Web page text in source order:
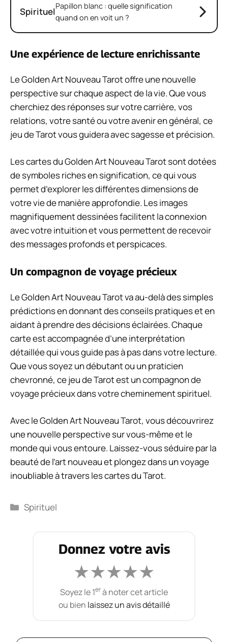
SpirituelPapillon blanc : quelle signification
quand on en voit un ?
Une expérience de lecture enrichissante
Le Golden Art Nouveau Tarot offre une nouvelle
perspective sur chaque aspect de la vie. Que vous
cherchiez des réponses sur votre carrière, vos
relations, votre santé ou votre avenir en général, ce
jeu de Tarot vous guidera avec sagesse et précision.
Les cartes du Golden Art Nouveau Tarot sont dotées
de symboles riches en signification, ce qui vous
permet d’explorer les différentes dimensions de
votre vie de manière approfondie. Les images
magnifiquement dessinées facilitent la connexion
avec votre intuition et vous permettent de recevoir
des messages profonds et perspicaces.
Un compagnon de voyage précieux
Le Golden Art Nouveau Tarot va au-delà des simples
prédictions en donnant des conseils pratiques et en
aidant à prendre des décisions éclairées. Chaque
carte est accompagnée d’une interprétation
détaillée qui vous guide pas à pas dans votre lecture.
Que vous soyez un débutant ou un praticien
chevronné, ce jeu de Tarot est un compagnon de
voyage précieux dans votre cheminement spirituel.
Avec le Golden Art Nouveau Tarot, vous découvrirez
une nouvelle perspective sur vous-même et le
monde qui vous entoure. Laissez-vous séduire par la
beauté de l’art nouveau et plongez dans un voyage
inoubliable à travers les cartes du Tarot.
Catégories
Spirituel
Donnez votre avis
★★★★★
Soyez le 1erà noter cet article
ou bien laissez un avis détaillé